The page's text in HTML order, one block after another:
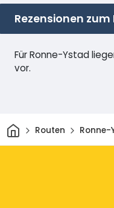
Rezensionen
Für Ronne-Ystad
vor.
HeimRouten Ronne-